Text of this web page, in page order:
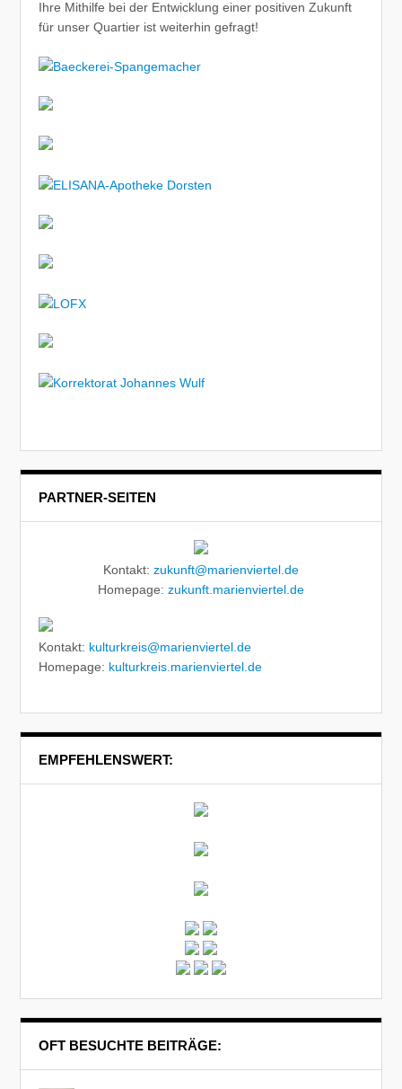
Ihre Mithilfe bei der Entwicklung einer positiven Zukunft
für unser Quartier ist weiterhin gefragt!
PARTNER-SEITEN
Kontakt: zukunft@marienviertel.de
Homepage: zukunft.marienviertel.de
Kontakt: kulturkreis@marienviertel.de
Homepage: kulturkreis.marienviertel.de
EMPFEHLENSWERT:
OFT BESUCHTE BEITRÄGE: